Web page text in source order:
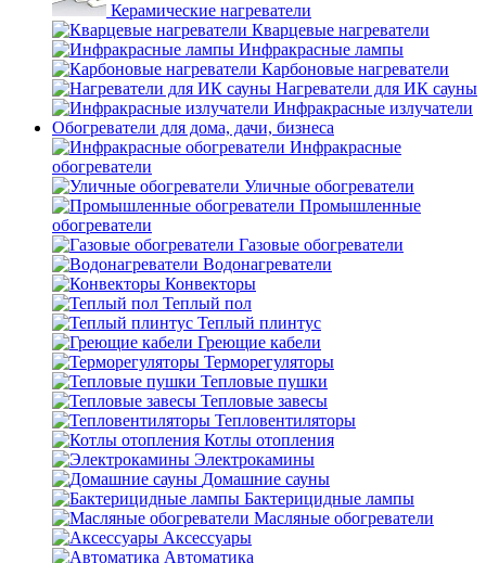
Керамические нагреватели
Кварцевые нагреватели
Инфракрасные лампы
Карбоновые нагреватели
Нагреватели для ИК сауны
Инфракрасные излучатели
Обогреватели для дома, дачи, бизнеса
Инфракрасные
обогреватели
Уличные обогреватели
Промышленные
обогреватели
Газовые обогреватели
Водонагреватели
Конвекторы
Теплый пол
Теплый плинтус
Греющие кабели
Терморегуляторы
Тепловые пушки
Тепловые завесы
Тепловентиляторы
Котлы отопления
Электрокамины
Домашние сауны
Бактерицидные лампы
Масляные обогреватели
Аксессуары
Автоматика